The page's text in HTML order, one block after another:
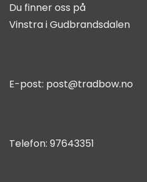
Du finner oss på
Vinstra i Gudbrandsdalen
E-post: post@tradbow.no
Telefon: 97643351